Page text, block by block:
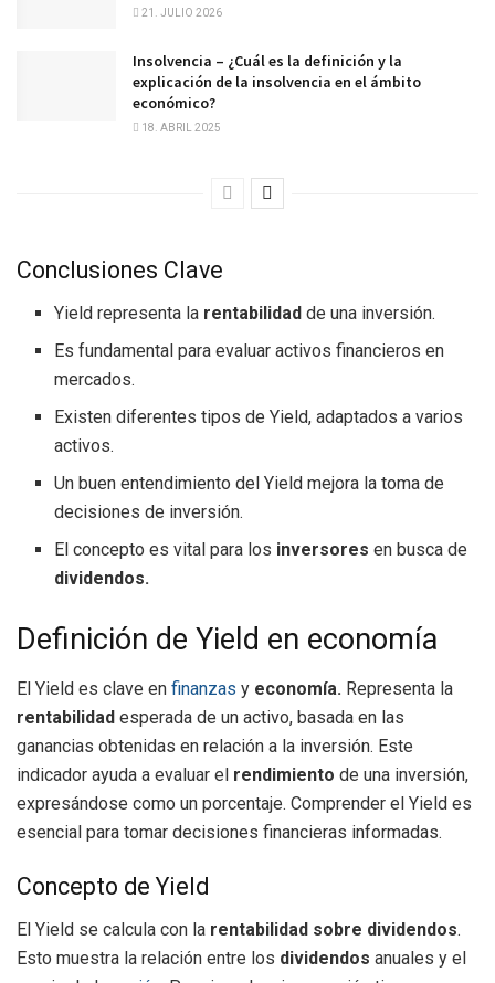
21. JULIO 2026
Insolvencia – ¿Cuál es la definición y la
explicación de la insolvencia en el ámbito
económico?
18. ABRIL 2025
Conclusiones Clave
Yield representa la rentabilidad de una inversión.
Es fundamental para evaluar activos financieros en
mercados.
Existen diferentes tipos de Yield, adaptados a varios
activos.
Un buen entendimiento del Yield mejora la toma de
decisiones de inversión.
El concepto es vital para los inversores en busca de
dividendos.
Definición de Yield en economía
El Yield es clave en finanzas y economía. Representa la
rentabilidad esperada de un activo, basada en las
ganancias obtenidas en relación a la inversión. Este
indicador ayuda a evaluar el rendimiento de una inversión,
expresándose como un porcentaje. Comprender el Yield es
esencial para tomar decisiones financieras informadas.
Concepto de Yield
El Yield se calcula con la rentabilidad sobre dividendos.
Esto muestra la relación entre los dividendos anuales y el